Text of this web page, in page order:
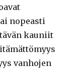
nopeasti
kauniit
vanhojen